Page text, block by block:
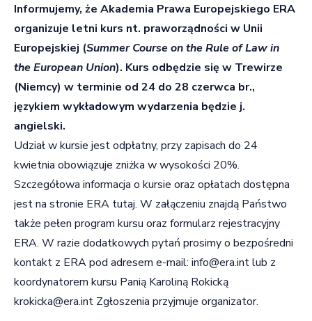
Informujemy, że Akademia Prawa Europejskiego ERA
organizuje letni kurs nt. praworządności w Unii
Europejskiej (Summer Course on the Rule of Law in
the European Union). Kurs odbędzie się w Trewirze
(Niemcy) w terminie od 24 do 28 czerwca br.,
językiem wykładowym wydarzenia będzie j.
angielski.
Udział w kursie jest odpłatny, przy zapisach do 24
kwietnia obowiązuje zniżka w wysokości 20%.
Szczegółowa informacja o kursie oraz opłatach dostępna
jest na stronie ERA tutaj. W załączeniu znajdą Państwo
także pełen program kursu oraz formularz rejestracyjny
ERA. W razie dodatkowych pytań prosimy o bezpośredni
kontakt z ERA pod adresem e-mail: info@era.intlub z
koordynatorem kursu Panią Karoliną Rokicką
krokicka@era.int Zgłoszenia przyjmuje organizator.